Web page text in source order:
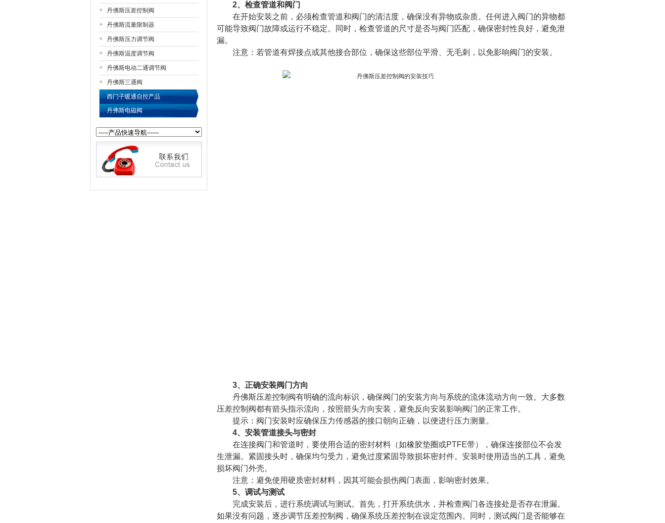
丹佛斯压差控制阀
丹佛斯流量限制器
丹佛斯压力调节阀
丹佛斯温度调节阀
丹佛斯电动二通调节阀
丹佛斯三通阀
西门子暖通自控产品
丹弗斯电磁阀
2、检查管道和阀门
在开始安装之前，必须检查管道和阀门的清洁度，确保没有异物或杂质。任何进入阀门的异物都
可能导致阀门故障或运行不稳定。同时，检查管道的尺寸是否与阀门匹配，确保密封性良好，避免泄
漏。
注意：若管道有焊接点或其他接合部位，确保这些部位平滑、无毛刺，以免影响阀门的安装。
3、正确安装阀门方向
丹佛斯压差控制阀有明确的流向标识，确保阀门的安装方向与系统的流体流动方向一致。大多数
压差控制阀都有箭头指示流向，按照箭头方向安装，避免反向安装影响阀门的正常工作。
提示：阀门安装时应确保压力传感器的接口朝向正确，以便进行压力测量。
4、安装管道接头与密封
在连接阀门和管道时，要使用合适的密封材料（如橡胶垫圈或PTFE带），确保连接部位不会发
生泄漏。紧固接头时，确保均匀受力，避免过度紧固导致损坏密封件。安装时使用适当的工具，避免
损坏阀门外壳。
注意：避免使用硬质密封材料，因其可能会损伤阀门表面，影响密封效果。
5、调试与测试
完成安装后，进行系统调试与测试。首先，打开系统供水，并检查阀门各连接处是否存在泄漏。
如果没有问题，逐步调节压差控制阀，确保系统压差控制在设定范围内。同时，测试阀门是否能够在